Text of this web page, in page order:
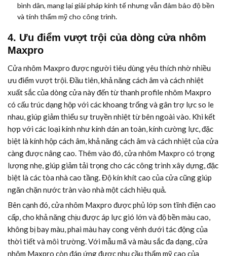
bình dân, mang lại giải pháp kinh tế nhưng vẫn đảm bảo độ bền
và tính thẩm mỹ cho công trình.
4. Ưu điểm vượt trội của dòng cửa nhôm
Maxpro
Cửa nhôm Maxpro được người tiêu dùng yêu thích nhờ nhiều
ưu điểm vượt trội. Đầu tiên, khả năng cách âm và cách nhiệt
xuất sắc của dòng cửa này đến từ thanh profile nhôm Maxpro
có cấu trúc dạng hộp với các khoang trống và gân trợ lực so le
nhau, giúp giảm thiểu sự truyền nhiệt từ bên ngoài vào. Khi kết
hợp với các loại kính như kính dán an toàn, kính cường lực, đặc
biệt là kính hộp cách âm, khả năng cách âm và cách nhiệt của cửa
càng được nâng cao. Thêm vào đó, cửa nhôm Maxpro có trọng
lượng nhẹ, giúp giảm tải trọng cho các công trình xây dựng, đặc
biệt là các tòa nhà cao tầng. Độ kín khít cao của cửa cũng giúp
ngăn chặn nước tràn vào nhà một cách hiệu quả.
Bên cạnh đó, cửa nhôm Maxpro được phủ lớp sơn tĩnh điện cao
cấp, cho khả năng chịu được áp lực gió lớn và độ bền màu cao,
không bị bay màu, phai màu hay cong vênh dưới tác động của
thời tiết và môi trường. Với mẫu mã và màu sắc đa dạng, cửa
nhôm Maxpro còn đáp ứng được nhu cầu thẩm mỹ cao của